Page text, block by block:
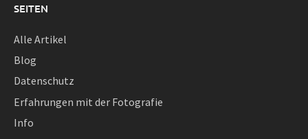
SEITEN
Alle Artikel
Blog
Datenschutz
Erfahrungen mit der Fotografie
Info